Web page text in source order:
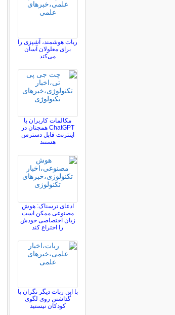
ربات هوشمند، آشپزی را
برای معلولان آسان
می‌کند
مکالمات کاربران با
ChatGPT همچنان در
اینترنت قابل دسترس
هستند
ادعای ترسناک: هوش
مصنوعی ممکن است
زبان اختصاصی خودش
را اختراع کند
با این ربات دیگر نگران پا
گذاشتن روی لگوی
کودکان نیستید